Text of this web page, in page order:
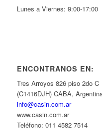
Lunes a Viernes: 9:00-17:00
ENCONTRANOS EN:
Tres Arroyos 826 piso 2do C
(C1416DJH) CABA,
info@casin.com.ar
www.casin.com.ar
Teléfono: 011 4582 7514